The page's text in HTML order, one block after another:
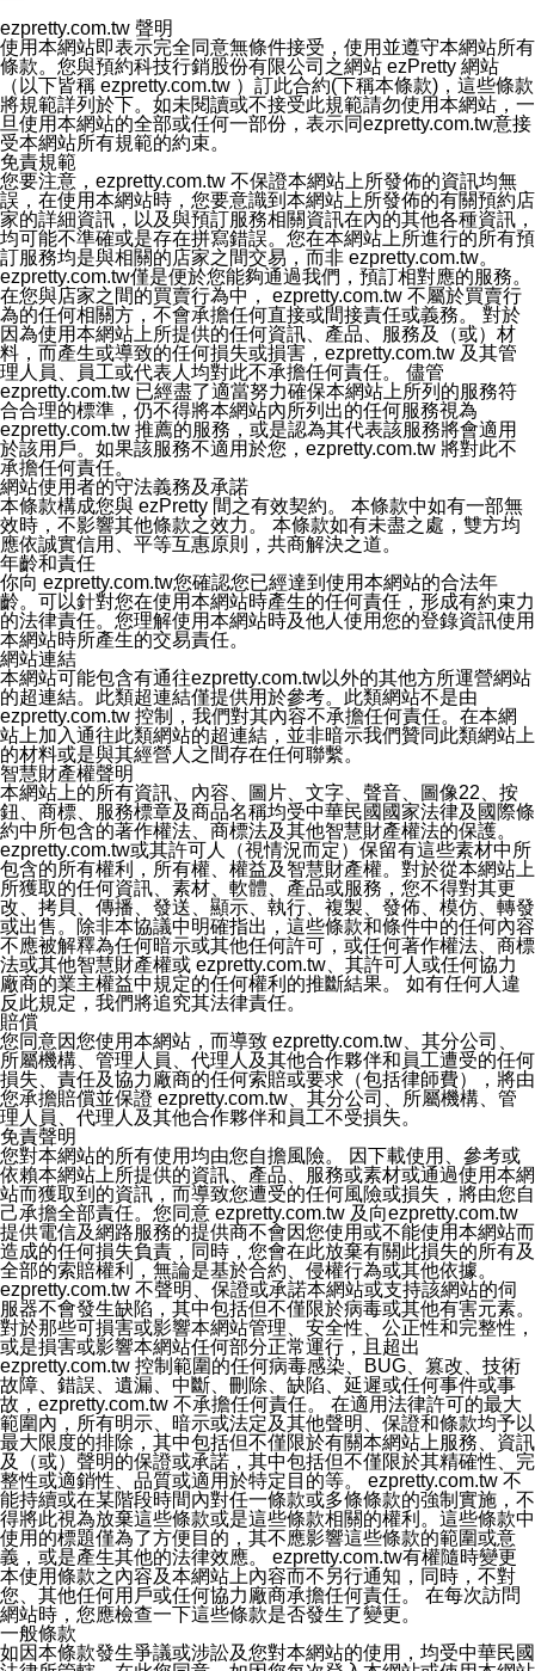
如果您有使用ezPretty網站所提供Instagram貼文同步功
能，您可以於任何時間取消您的 Instagram 授權，只需要
透過電子郵件和服務人員聯絡，本公司會盡快清除您的授
權資料，或是您可以登入店家系統後台使用取消授權功
能，系統將立即清除您的授權資料，並完全清除您透過此
功能所同步的Instagram貼文。
十一、取消帳號資料方式
如果您有使用本公司ezPretty網站所提供功能，您可以於
任何時間取消您的帳號或是資料，只需要透過電子郵件( e-
mail:[email protected])和服務人員聯絡，本公司會盡快清
除您的帳號和相關資料。
十二、隱私權聲明的更新
本公司將不定時更新隱私權聲明，以反映服務的變更和顧
客的意見反應。當本公司更新此隱私權聲明，您將在
ezPretty網站 首頁上看到隱私權聲明連結旁的 "updated"
註記。如果聲明的內容有所變更，或是處理您個人資訊的
方式有所變動，本公司一定會先更新隱私權聲明才會接著
執行該項變更措施。本公司鼓勵您定期檢視隱私權聲明，
以得知 ezPretty 網站如何保護您的個人資訊。
十三、自我保護措施
請妥善保管您的使用者名稱、密碼及個人資料，不要提供
給任何人。在您完成個人化服務之使用後，請務必記得登
出帳號。若您是與他人共享電腦或使用公共電腦，切記要
關閉瀏覽器視窗，以防止他人讀取您的個人資料、信件或
進入所機關管理區。
十四、傳送宣傳本站資訊或電子郵件之政策
您同意本公司網站，透過您所提供的郵件地址與您取得聯
絡並傳送或宣傳本網站各項服務之資料或電子郵件供您參
考。您能依照該資料或電子郵件所指示之方法、說明或功
能連結，隨時停止接收這些資料或電子郵件。
十五、訊息通知
本公司/本服務將以通知型訊息傳送重要訊息給您。即使未
加入本公司/本服務好友，您仍可接收到通知型訊息。
本公司/本服務傳送之通知型訊息以對您有效且重要的訊息
為限，以廣告或其他目的的訊息皆不會被傳送。滿足以下
三個條件者，將可收到通知型訊息。
1.LINE 帳號設定的電話號碼與本公司/本服務所傳來的電
話號碼比對相符。
2.該 LINE 帳號已在 LINE APP 設定中，同意接收通知型
訊息。
3.LINE 帳號未封鎖傳送訊息之 LINE 官方帳號。
欲變更通知型訊息的設定，操作如下：
1.點選「主頁」＞「設定」
2.點選「隱私設定」
3.點選「提供使用資料」
4.點選「LINE通知型訊息」
5.開關「接收LINE通知型訊息」
❗️關閉「接收通知型訊息」後，將不會接收到來自任何企業
官方帳號或認證官方帳號的通知型訊息。
ezpretty.com.tw 聲明
使用本網站即表示完全同意無條件接受，使用並遵守本網站所有
條款。您與預約科技行銷股份有限公司之網站 ezPretty 網站
（以下皆稱 ezpretty.com.tw ）訂此合約(下稱本條款)，這些條款
將規範詳列於下。如未閱讀或不接受此規範請勿使用本網站，一
旦使用本網站的全部或任何一部份，表示同ezpretty.com.tw意接
受本網站所有規範的約束。
免責規範
您要注意，ezpretty.com.tw 不保證本網站上所發佈的資訊均無
誤，在使用本網站時，您要意識到本網站上所發佈的有關預約店
家的詳細資訊，以及與預訂服務相關資訊在內的其他各種資訊，
均可能不準確或是存在拼寫錯誤。您在本網站上所進行的所有預
訂服務均是與相關的店家之間交易，而非 ezpretty.com.tw。
ezpretty.com.tw僅是便於您能夠通過我們，預訂相對應的服務。
在您與店家之間的買賣行為中， ezpretty.com.tw 不屬於買賣行
為的任何相關方，不會承擔任何直接或間接責任或義務。 對於
因為使用本網站上所提供的任何資訊、產品、服務及（或）材
料，而產生或導致的任何損失或損害，ezpretty.com.tw 及其管
理人員、員工或代表人均對此不承擔任何責任。 儘管
ezpretty.com.tw 已經盡了適當努力確保本網站上所列的服務符
合合理的標準，仍不得將本網站內所列出的任何服務視為
ezpretty.com.tw 推薦的服務，或是認為其代表該服務將會適用
於該用戶。如果該服務不適用於您，ezpretty.com.tw 將對此不
承擔任何責任。
網站使用者的守法義務及承諾
本條款構成您與 ezPretty 間之有效契約。 本條款中如有一部無
效時，不影響其他條款之效力。 本條款如有未盡之處，雙方均
應依誠實信用、平等互惠原則，共商解決之道。
年齡和責任
你向 ezpretty.com.tw您確認您已經達到使用本網站的合法年
齡。可以針對您在使用本網站時產生的任何責任，形成有約束力
的法律責任。您理解使用本網站時及他人使用您的登錄資訊使用
本網站時所產生的交易責任。
網站連結
本網站可能包含有通往ezpretty.com.tw以外的其他方所運營網站
的超連結。此類超連結僅提供用於參考。此類網站不是由
ezpretty.com.tw 控制，我們對其內容不承擔任何責任。在本網
站上加入通往此類網站的超連結，並非暗示我們贊同此類網站上
的材料或是與其經營人之間存在任何聯繫。
智慧財產權聲明
本網站上的所有資訊、內容、圖片、文字、聲音、圖像22、按
鈕、商標、服務標章及商品名稱均受中華民國國家法律及國際條
約中所包含的著作權法、商標法及其他智慧財產權法的保護。
ezpretty.com.tw或其許可人（視情況而定）保留有這些素材中所
包含的所有權利，所有權、權益及智慧財產權。對於從本網站上
所獲取的任何資訊、素材、軟體、產品或服務，您不得對其更
改、拷貝、傳播、發送、顯示、執行、複製、發佈、模仿、轉發
或出售。除非本協議中明確指出，這些條款和條件中的任何內容
不應被解釋為任何暗示或其他任何許可，或任何著作權法、商標
法或其他智慧財產權或 ezpretty.com.tw、其許可人或任何協力
廠商的業主權益中規定的任何權利的推斷結果。 如有任何人違
反此規定，我們將追究其法律責任。
賠償
您同意因您使用本網站，而導致 ezpretty.com.tw、其分公司、
所屬機構、管理人員、代理人及其他合作夥伴和員工遭受的任何
損失、責任及協力廠商的任何索賠或要求（包括律師費），將由
您承擔賠償並保證 ezpretty.com.tw、其分公司、所屬機構、管
理人員、代理人及其他合作夥伴和員工不受損失。
免責聲明
您對本網站的所有使用均由您自擔風險。 因下載使用、參考或
依賴本網站上所提供的資訊、產品、服務或素材或通過使用本網
站而獲取到的資訊，而導致您遭受的任何風險或損失，將由您自
己承擔全部責任。您同意 ezpretty.com.tw 及向ezpretty.com.tw
提供電信及網路服務的提供商不會因您使用或不能使用本網站而
造成的任何損失負責，同時，您會在此放棄有關此損失的所有及
全部的索賠權利，無論是基於合約、侵權行為或其他依據。
ezpretty.com.tw 不聲明、保證或承諾本網站或支持該網站的伺
服器不會發生缺陷，其中包括但不僅限於病毒或其他有害元素。
對於那些可損害或影響本網站管理、安全性、公正性和完整性，
或是損害或影響本網站任何部分正常運行，且超出
ezpretty.com.tw 控制範圍的任何病毒感染、BUG、篡改、技術
故障、錯誤、遺漏、中斷、刪除、缺陷、延遲或任何事件或事
故，ezpretty.com.tw 不承擔任何責任。 在適用法律許可的最大
範圍內，所有明示、暗示或法定及其他聲明、保證和條款均予以
最大限度的排除，其中包括但不僅限於有關本網站上服務、資訊
及（或）聲明的保證或承諾，其中包括但不僅限於其精確性、完
整性或適銷性、品質或適用於特定目的等。 ezpretty.com.tw 不
能持續或在某階段時間內對任一條款或多條條款的強制實施，不
得將此視為放棄這些條款或是這些條款相關的權利。這些條款中
使用的標題僅為了方便目的，其不應影響這些條款的範圍或意
義，或是產生其他的法律效應。 ezpretty.com.tw有權隨時變更
本使用條款之內容及本網站上內容而不另行通知，同時，不對
您、其他任何用戶或任何協力廠商承擔任何責任。 在每次訪問
網站時，您應檢查一下這些條款是否發生了變更。
一般條款
如因本條款發生爭議或涉訟及您對本網站的使用，均受中華民國